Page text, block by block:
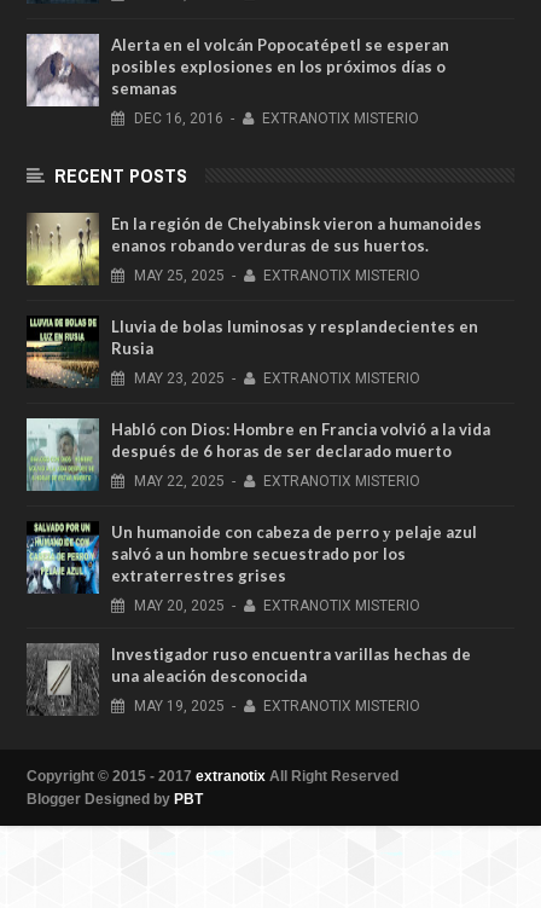
Alerta en el volcán Popocatépetl se esperan
posibles explosiones en los próximos días o
semanas
DEC 16, 2016 - EXTRANOTIX MISTERIO
RECENT POSTS
En la región de Chelyabinsk vieron a humanoides
enanos robando verduras de sus huertos.
MAY 25, 2025 - EXTRANOTIX MISTERIO
Lluvia de bolas luminosas y resplandecientes en
Rusia
MAY 23, 2025 - EXTRANOTIX MISTERIO
Habló con Dios: Hombre en Francia volvió a la vida
después de 6 horas de ser declarado muerto
MAY 22, 2025 - EXTRANOTIX MISTERIO
Un humanoide con cabeza de perro у pelaje azul
salvó a un hombre secuestrado por los
extraterrestres grises
MAY 20, 2025 - EXTRANOTIX MISTERIO
Investigador ruso encuentra varillas hechas de
una aleación desconocida
MAY 19, 2025 - EXTRANOTIX MISTERIO
Copyright © 2015 - 2017 extranotix All Right Reserved
Blogger Designed by PBT